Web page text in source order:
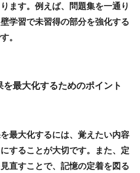
ます。例えば、問題集を一通り
学習で未習得の部分を強化する
。
を最大化するためのポイント
最大化するには、覚えたい内容
することが大切です。また、定
直すことで、記憶の定着を図る